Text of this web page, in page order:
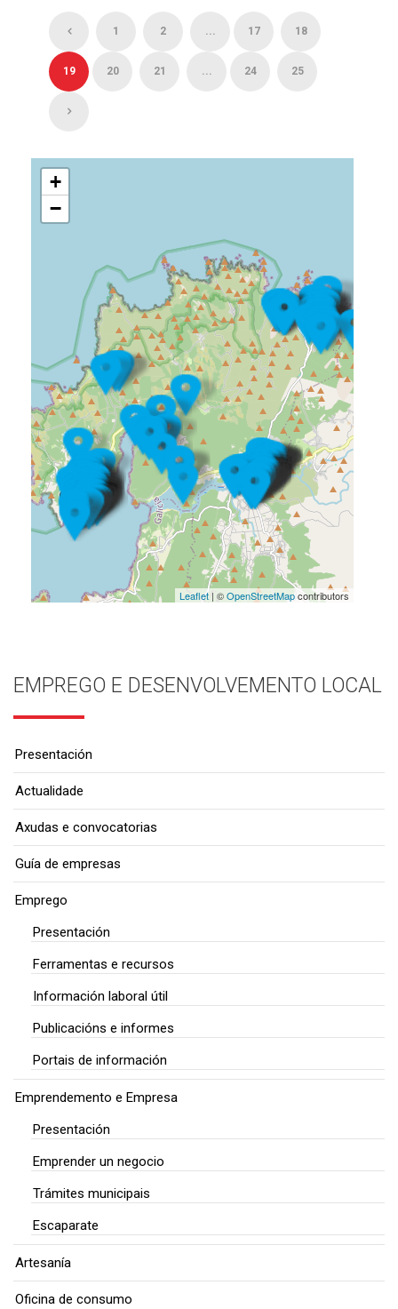
1 2 ... 17 18
19 20 21 ... 24 25
+
−
Leaflet| ©OpenStreetMapcontributors
EMPREGO E DESENVOLVEMENTO LOCAL
Presentación
Actualidade
Axudas e convocatorias
Guía de empresas
Emprego
Presentación
Ferramentas e recursos
Información laboral útil
Publicacións e informes
Portais de información
Emprendemento e Empresa
Presentación
Emprender un negocio
Trámites municipais
Escaparate
Artesanía
Oficina de consumo